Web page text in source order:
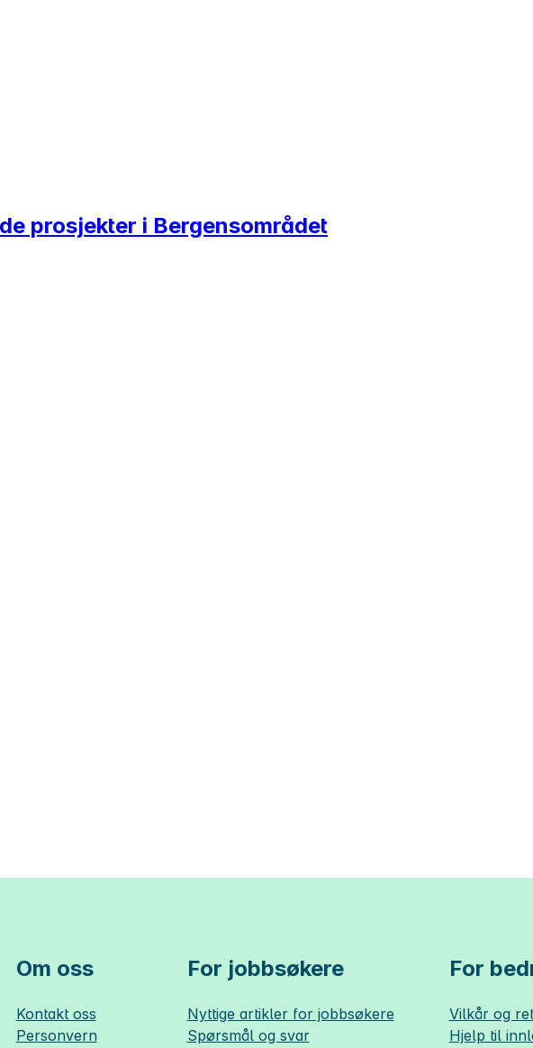
prosjekter i Bergensområdet
Om oss
Kontakt oss
Personvern
For jobbsøkere
Nyttige artikler for jobbsøkere
Spørsmål og svar
For
Vilkår og
Hjelp til